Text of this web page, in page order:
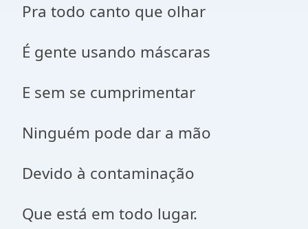
Pra todo canto que olhar
É gente usando máscaras
E sem se cumprimentar
Ninguém pode dar a mão
Devido à contaminação
Que está em todo lugar.